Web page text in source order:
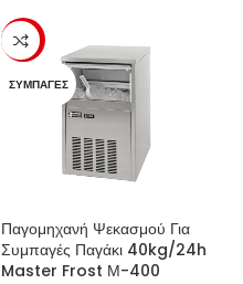
-23%
ΣΥΜΠΑΓΈΣ
Παγομηχανή Ψεκασμού Για
Συμπαγές Παγάκι 40kg/24h
Master Frost Μ-400